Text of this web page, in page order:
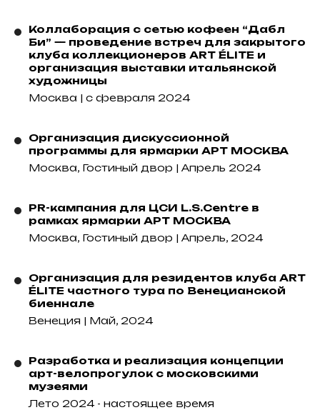
Коллаборация с сетью кофеен “Дабл
Би” — проведение встреч для закрытого
клуба коллекционеров ART ÉLITE и
организация выставки итальянской
художницы
Москва | с февраля 2024
Организация дискуссионной
программы для ярмарки АРТ МОСКВА
Москва, Гостиный двор | Апрель 2024
PR-кампания для ЦСИ L.S.Centre в
рамках ярмарки АРТ МОСКВА
Москва, Гостиный двор | Апрель, 2024
Организация для резидентов клуба ART
ÉLITE частного тура по Венецианской
биеннале
Венеция | Май, 2024
Разработка и реализация концепции
арт-велопрогулок с московскими
музеями
Лето 2024 - настоящее время